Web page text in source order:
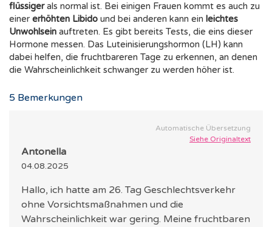
flüssigerals normal ist. Bei einigen Frauen kommt es auch zu
einer erhöhten Libido und bei anderen kann ein leichtes
Unwohlsein auftreten. Es gibt bereits Tests, die eins dieser
Hormone messen. Das Luteinisierungshormon (LH) kann
dabei helfen, die fruchtbareren Tage zu erkennen, an denen
die Wahrscheinlichkeit schwanger zu werden höher ist.
5 Bemerkungen
Automatische Übersetzung
Siehe Originaltext
Antonella
04.08.2025
Hallo, ich hatte am 26. Tag Geschlechtsverkehr
ohne Vorsichtsmaßnahmen und die
Wahrscheinlichkeit war gering. Meine fruchtbaren